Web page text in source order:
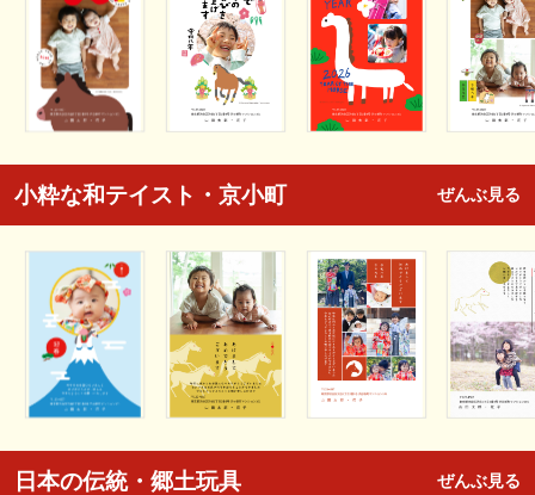
小粋な和テイスト・京小町 ぜんぶ見る
日本の伝統・郷土玩具 ぜんぶ見る